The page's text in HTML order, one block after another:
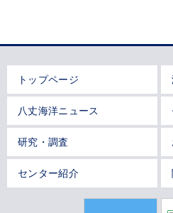
トップページ
八丈海洋ニュース
研究・調査
センター紹介